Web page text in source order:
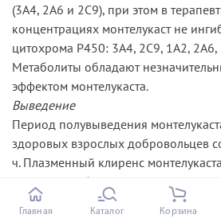
(3А4, 2А6 и 2С9), при этом в
концентрациях монтелукаст не
цитохрома Р450: 3А4, 2С9, 1А2, 2А6,
Метаболиты обладают
эффектом монтелукаста.
Выведение
Период полувыведения
здоровых взрослых добровольцев
ч. Плазменный клиренс
взрослых добровольцев
После перорального приема
Главная Каталог Корзина